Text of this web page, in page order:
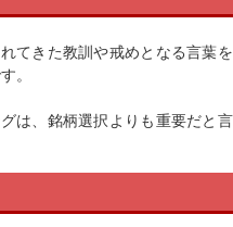
てきた教訓や戒めとなる言葉
。
は、銘柄選択よりも重要だと言